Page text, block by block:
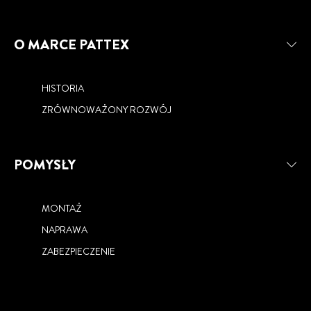
O MARCE PATTEX
HISTORIA
ZRÓWNOWAŻONY ROZWÓJ
POMYSŁY
MONTAŻ
NAPRAWA
ZABEZPIECZENIE